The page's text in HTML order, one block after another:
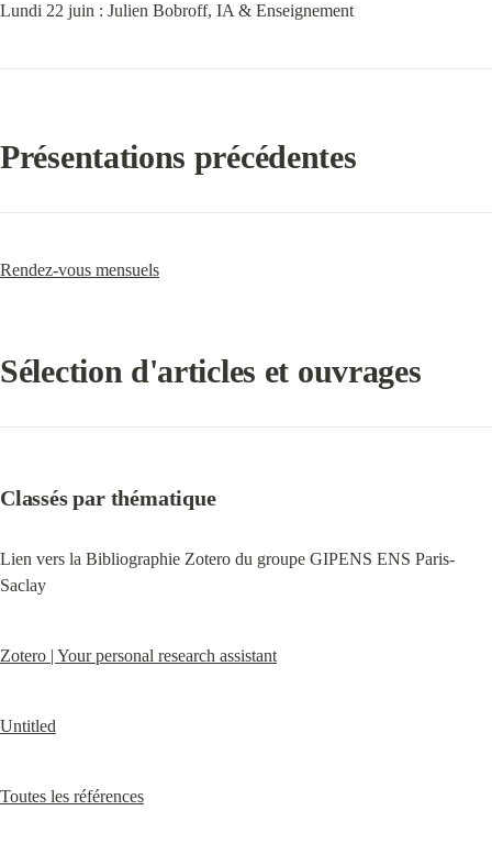
Lundi 22 juin : Julien Bobroff, IA & Enseignement
Présentations précédentes
Rendez-vous mensuels
Sélection d'articles et ouvrages
Classés par thématique
Lien vers la Bibliographie Zotero du groupe GIPENS ENS Paris-
Saclay
Zotero | Your personal research assistant
Untitled
Toutes les références